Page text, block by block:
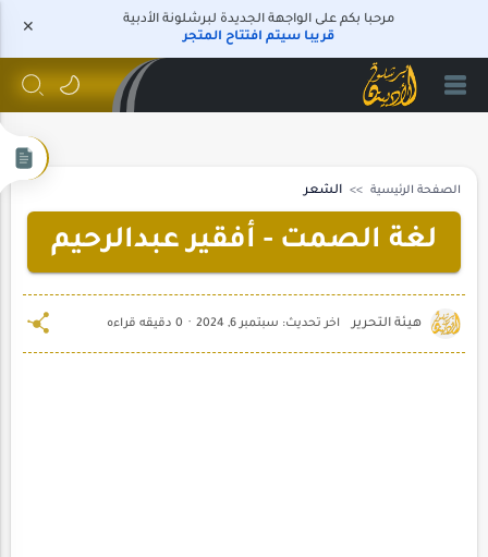
مرحبا بكم على الواجهة الجديدة لبرشلونة الأدبية
قريبا سيتم افتتاح المتجر
الصفحة الرئيسية الشعر
لغة الصمت - أفقير عبدالرحيم
0 دقيقه قراءه